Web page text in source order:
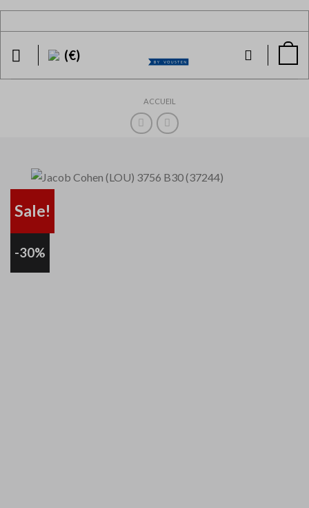
Skip
(€)
ACCUEIL
Sale!
-30%